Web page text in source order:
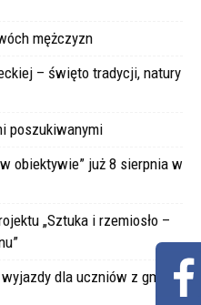
mężczyzn
– święto tradycji, natury
poszukiwanymi
obiektywie” już 8 sierpnia w
„Sztuka i rzemiosło –
dla uczniów z gminy